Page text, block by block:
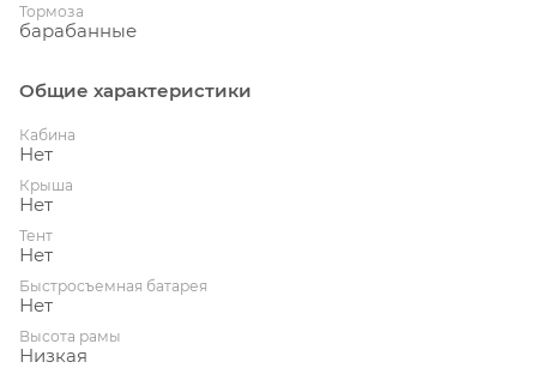
Тормоза
барабанные
Общие характеристики
Кабина
Нет
Крыша
Нет
Тент
Нет
Быстросъемная батарея
Нет
Высота рамы
Низкая